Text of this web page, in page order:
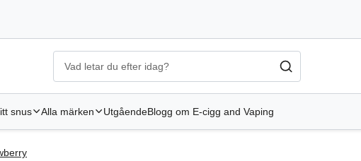
Ecigg → Köp e-cigarett och elcigg online hos Elekcig Gå till startsidan
snus Alla märken UtgåendeBlogg om E-cigg and Vaping